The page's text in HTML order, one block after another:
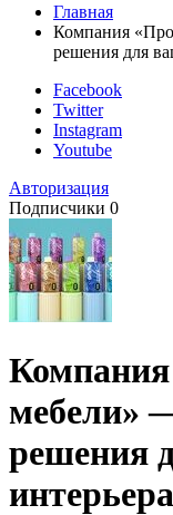
Главная
Компания
решения для
Facebook
Twitter
Instagram
Youtube
Авторизация
Подписчики 0
мебели»
решения
интерьера